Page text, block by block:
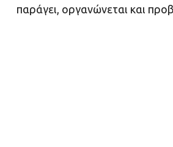
παράγει, οργανώνεται και